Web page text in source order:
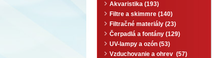
Akvaristika (193)
Filtre a skimmre (140)
Filtračné materiály (23)
Čerpadlá a fontány (129)
UV-lampy a ozón (53)
Vzduchovanie a ohrev (57)